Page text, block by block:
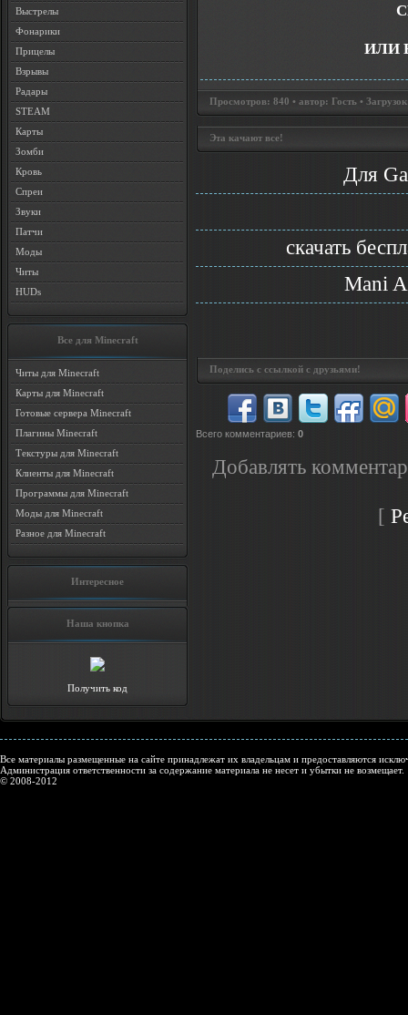
Выстрелы
Фонарики
Прицелы
Взрывы
Радары
STEAM
Карты
Зомби
Кровь
Спреи
Звуки
Патчи
Моды
Читы
HUDs
Все для Minecraft
Читы для Minecraft
Карты для Minecraft
Готовые сервера Minecraft
Плагины Minecraft
Текстуры для Minecraft
Клиенты для Minecraft
Программы для Minecraft
Моды для Minecraft
Разное для Minecraft
Интересное
Наша кнопка
Получить код
ИЛИ
Просмотров: 840 • автор: Гость •
Эта качают все!
Для
скачать
Mani
Поделись с ссылкой с друзьями!
Всего комментариев: 0
Добавлять
[
Все материалы размещенные на сайте принадлежат их владельцам и предоставляются
Администрация ответственности за содержание материала не несет и убытки не возмещает.
© 2008-2012